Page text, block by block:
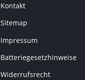
Kontakt
Sitemap
Impressum
Batteriegesetzhinweise
Widerrufsrecht